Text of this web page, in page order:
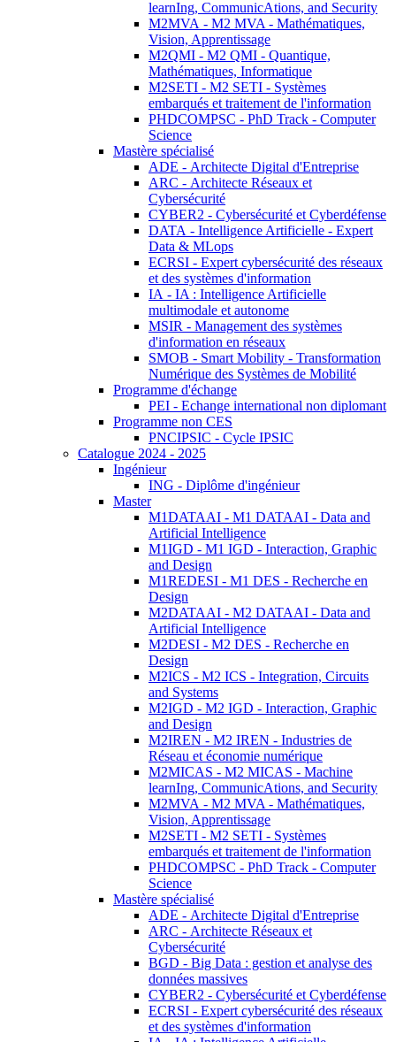
learnIng, CommunicAtions, and Security
M2MVA - M2 MVA - Mathématiques,
Vision, Apprentissage
M2QMI - M2 QMI - Quantique,
Mathématiques, Informatique
M2SETI - M2 SETI - Systèmes
embarqués et traitement de l'information
PHDCOMPSC - PhD Track - Computer
Science
Mastère spécialisé
ADE - Architecte Digital d'Entreprise
ARC - Architecte Réseaux et
Cybersécurité
CYBER2 - Cybersécurité et Cyberdéfense
DATA - Intelligence Artificielle - Expert
Data & MLops
ECRSI - Expert cybersécurité des réseaux
et des systèmes d'information
IA - IA : Intelligence Artificielle
multimodale et autonome
MSIR - Management des systèmes
d'information en réseaux
SMOB - Smart Mobility - Transformation
Numérique des Systèmes de Mobilité
Programme d'échange
PEI - Echange international non diplomant
Programme non CES
PNCIPSIC - Cycle IPSIC
Catalogue 2024 - 2025
Ingénieur
ING - Diplôme d'ingénieur
Master
M1DATAAI - M1 DATAAI - Data and
Artificial Intelligence
M1IGD - M1 IGD - Interaction, Graphic
and Design
M1REDESI - M1 DES - Recherche en
Design
M2DATAAI - M2 DATAAI - Data and
Artificial Intelligence
M2DESI - M2 DES - Recherche en
Design
M2ICS - M2 ICS - Integration, Circuits
and Systems
M2IGD - M2 IGD - Interaction, Graphic
and Design
M2IREN - M2 IREN - Industries de
Réseau et économie numérique
M2MICAS - M2 MICAS - Machine
learnIng, CommunicAtions, and Security
M2MVA - M2 MVA - Mathématiques,
Vision, Apprentissage
M2SETI - M2 SETI - Systèmes
embarqués et traitement de l'information
PHDCOMPSC - PhD Track - Computer
Science
Mastère spécialisé
ADE - Architecte Digital d'Entreprise
ARC - Architecte Réseaux et
Cybersécurité
BGD - Big Data : gestion et analyse des
données massives
CYBER2 - Cybersécurité et Cyberdéfense
ECRSI - Expert cybersécurité des réseaux
et des systèmes d'information